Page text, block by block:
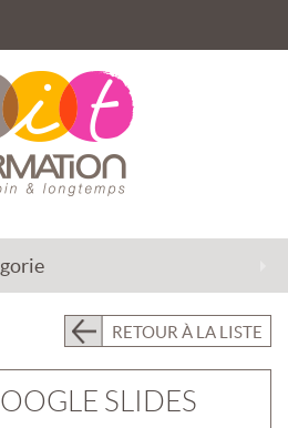
RETOUR À LA LISTE
SLIDES